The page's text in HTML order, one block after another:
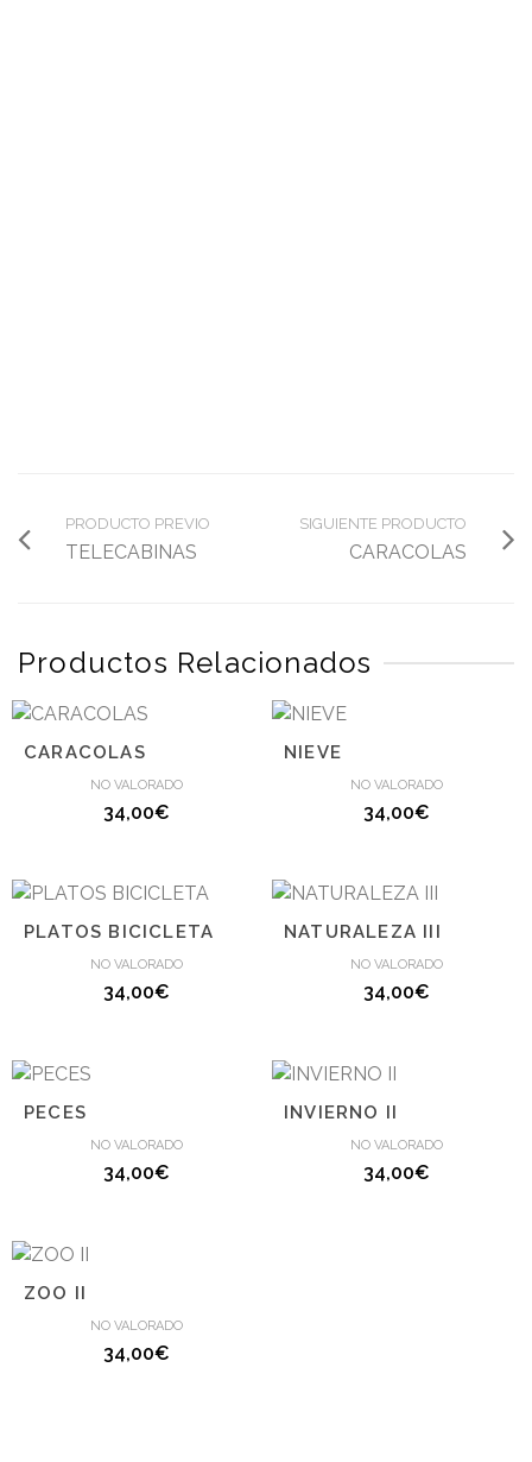
PRODUCTO PREVIO
TELECABINAS
SIGUIENTE PRODUCTO
CARACOLAS
Productos Relacionados
CARACOLAS
NO VALORADO
34,00€
NIEVE
NO VALORADO
34,00€
PLATOS BICICLETA
NO VALORADO
34,00€
NATURALEZA III
NO VALORADO
34,00€
PECES
NO VALORADO
34,00€
INVIERNO II
NO VALORADO
34,00€
ZOO II
NO VALORADO
34,00€